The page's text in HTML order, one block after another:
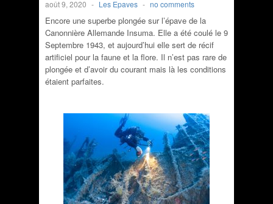
août 9, 2020 - Les Epaves - no comments
Encore une superbe plongée sur l’épave de la
Canonnière Allemande Insuma. Elle a été coulé le 9
Septembre 1943, et aujourd’hui elle sert de récif
artificiel pour la faune et la flore. Il n’est pas rare de
plongée et d’avoir du courant mais là les conditions
étaient parfaites.